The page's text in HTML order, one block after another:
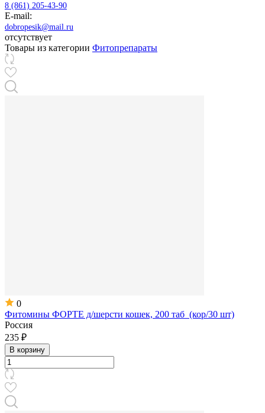
8 (861) 205-43-90
E-mail:
dobropesik@mail.ru
отсутствует
Товары из категории Фитопрепараты
0
Фитомины ФОРТЕ д/шерсти кошек, 200 таб (кор/30 шт)
Россия
235 ₽
В корзину